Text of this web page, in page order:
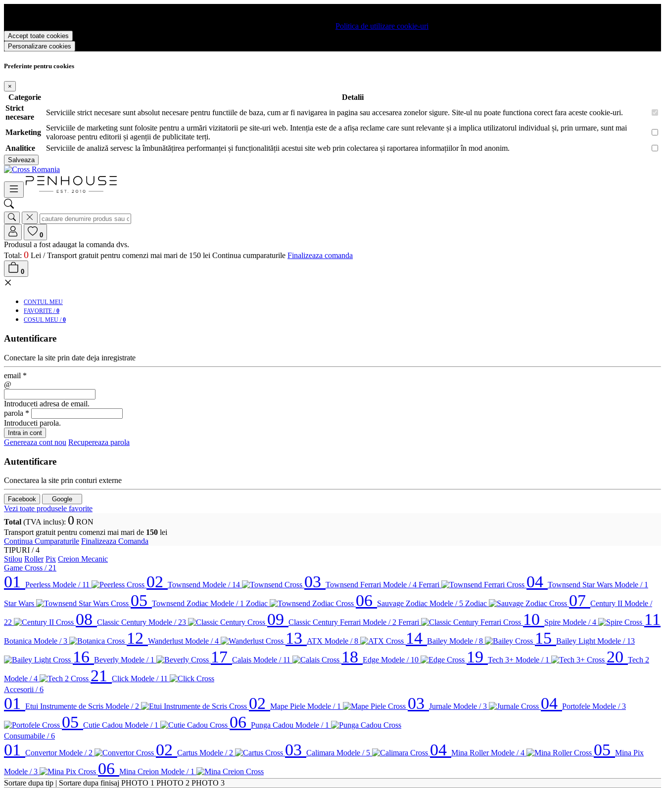
Politica de utilizare cookie-uri
Accept toate cookies
Personalizare cookies
Preferinte pentru cookies
×
Categorie
Detalii
Strict
necesare
Serviciile strict necesare sunt absolut necesare pentru functiile de baza, cum ar fi navigarea in pagina sau accesarea zonelor sigure. Site-ul nu poate functiona corect fara aceste cookie-uri.
Marketing
Serviciile de marketing sunt folosite pentru a urmări vizitatorii pe site-uri web. Intenția este de a afișa reclame care sunt relevante și a implica utilizatorul individual și, prin urmare, sunt mai
valoroase pentru editorii și agenții de publicitate terți.
Analitice
Serviciile de analiză servesc la îmbunătățirea performanței și funcționalității acestui site web prin colectarea și raportarea informațiilor în mod anonim.
Salveaza
0
Produsul a fost adaugat la comanda dvs.
Total: 0 Lei /Transport gratuit pentru comenzi mai mari de 150 lei Continua cumparaturile Finalizeaza comanda
0
×
CONTUL MEU
FAVORITE / 0
COSUL MEU / 0
Autentificare
Conectare la site prin date deja inregistrate
email *
@
Introduceti adresa de email.
parola *
Introduceti parola.
Intra in cont
Genereaza cont nou Recupereaza parola
Autentificare
Conectarea la site prin conturi externe
Facebook Google
Vezi toate produsele favorite
Total (TVA inclus): 0 RON
Transport gratuit pentru comenzi mai mari de 150 lei
Continua Cumparaturile Finalizeaza Comanda
TIPURI /4
Stilou Roller Pix Creion Mecanic
Game Cross / 21
01 Peerless Modele / 11 02 Townsend Modele / 14 03 Townsend Ferrari Modele / 4 Ferrari 04 Townsend Star Wars Modele / 1
Star Wars 05 Townsend Zodiac Modele / 1 Zodiac 06 Sauvage Zodiac Modele / 5 Zodiac 07 Century II Modele /
22 08 Classic Century Modele / 23 09 Classic Century Ferrari Modele / 2 Ferrari 10 Spire Modele / 4 11
Botanica Modele / 3 12 Wanderlust Modele / 4 13 ATX Modele / 8 14 Bailey Modele / 8 15 Bailey Light Modele / 13
16 Beverly Modele / 1 17 Calais Modele / 11 18 Edge Modele / 10 19 Tech 3+ Modele / 1 20 Tech 2
Modele / 4 21 Click Modele / 11
Accesorii / 6
01 Etui Instrumente de Scris Modele / 2 02 Mape Piele Modele / 1 03 Jurnale Modele / 3 04 Portofele Modele / 3
05 Cutie Cadou Modele / 1 06 Punga Cadou Modele / 1
Consumabile / 6
01 Convertor Modele / 2 02 Cartus Modele / 2 03 Calimara Modele / 5 04 Mina Roller Modele / 4 05 Mina Pix
Modele / 3 06 Mina Creion Modele / 1
Sortare dupa tip | Sortare dupa finisaj PHOTO 1 PHOTO 2 PHOTO 3